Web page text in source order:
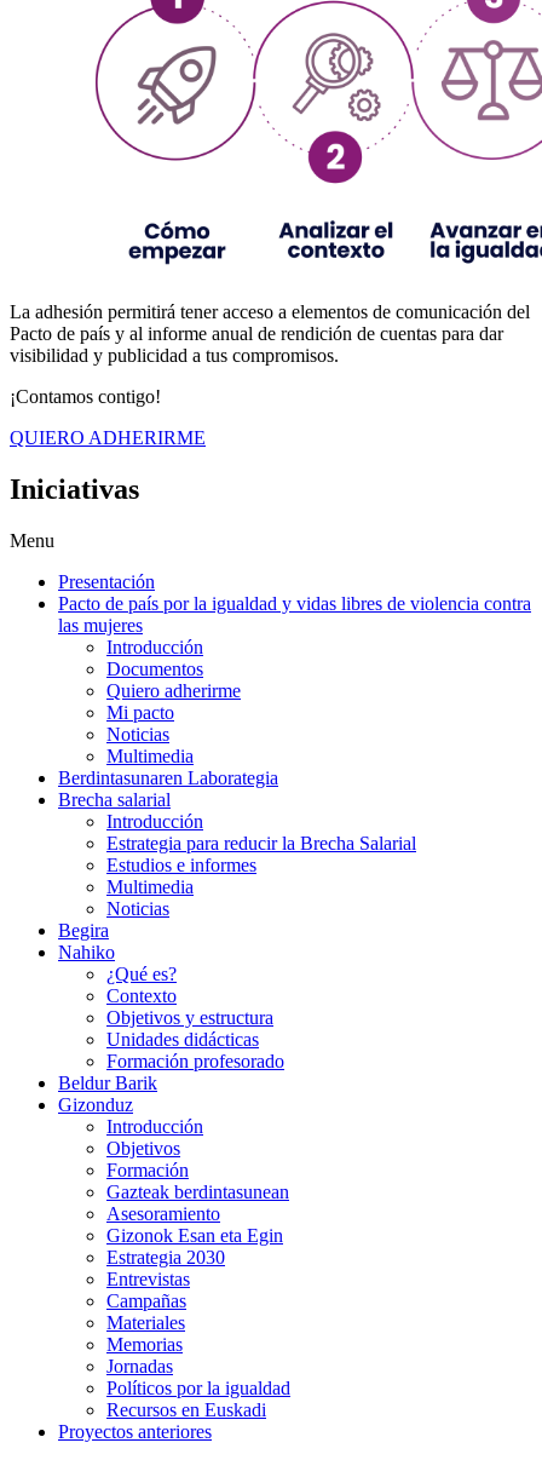
La adhesión permitirá tener acceso a elementos de comunicación del
Pacto de país y al informe anual de rendición de cuentas para dar
visibilidad y publicidad a tus compromisos.
¡Contamos contigo!
QUIERO ADHERIRME
Iniciativas
Menu
Presentación
Pacto de país por la igualdad y vidas libres de violencia contra
las mujeres
Introducción
Documentos
Quiero adherirme
Mi pacto
Noticias
Multimedia
Berdintasunaren Laborategia
Brecha salarial
Introducción
Estrategia para reducir la Brecha Salarial
Estudios e informes
Multimedia
Noticias
Begira
Nahiko
¿Qué es?
Contexto
Objetivos y estructura
Unidades didácticas
Formación profesorado
Beldur Barik
Gizonduz
Introducción
Objetivos
Formación
Gazteak berdintasunean
Asesoramiento
Gizonok Esan eta Egin
Estrategia 2030
Entrevistas
Campañas
Materiales
Memorias
Jornadas
Políticos por la igualdad
Recursos en Euskadi
Proyectos anteriores